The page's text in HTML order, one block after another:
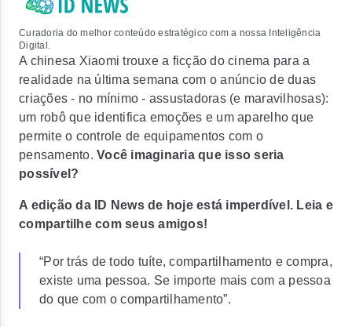
Curadoria do melhor conteúdo estratégico com a nossa Inteligência
Digital.
A chinesa Xiaomi trouxe a ficção do cinema para a
realidade na última semana com o anúncio de duas
criações - no mínimo - assustadoras (e maravilhosas):
um robô que identifica emoções e um aparelho que
permite o controle de equipamentos com o
pensamento. Você imaginaria que isso seria
possível?
A edição da ID News de hoje está imperdível. Leia e
compartilhe com seus amigos!
“Por trás de todo tuíte, compartilhamento e compra,
existe uma pessoa. Se importe mais com a pessoa
do que com o compartilhamento”.